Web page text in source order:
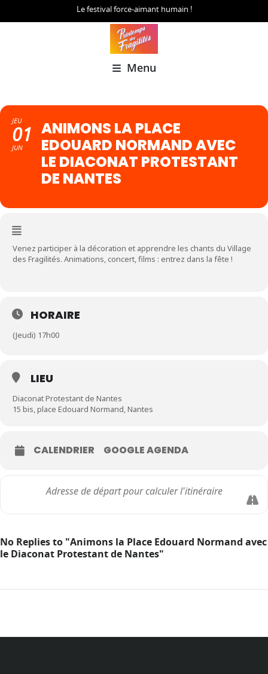
Le festival force-aimant humain !
Menu
JEU
01
JUN
ANIMONS LA PLACE
EDOUARD NORMAND AVEC
LE DIACONAT PROTESTANT
DE NANTES
Venez participer à la décoration et apprendre les chants du Village
des Fragilités. Animations, concert, films : entrez dans la fête !
HORAIRE
(Jeudi) 17h00
LIEU
Diaconat Protestant de Nantes
15 bis, place Edouard Normand, Nantes
CALENDRIER GOOGLE AGENDA
No Replies to "Animons la Place Edouard Normand avec
le Diaconat Protestant de Nantes"